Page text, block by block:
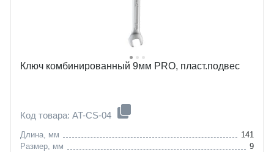
Ключ комбинированный 9мм PRO, пласт.подвес
Код товара: AT-CS-04
Длина, мм
141
Размер, мм
9